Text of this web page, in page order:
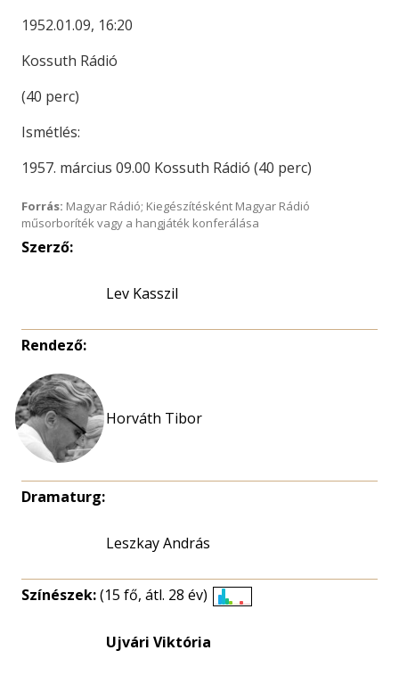
1952.01.09, 16:20
Kossuth Rádió
(40 perc)
Ismétlés:
1957. március 09.00 Kossuth Rádió (40 perc)
Forrás: Magyar Rádió; Kiegészítésként Magyar Rádió
műsorboríték vagy a hangjáték konferálása
Szerző:
Lev Kasszil
Rendező:
Dramaturg:
Leszkay András
Színészek:(15 fő, átl. 28 év)
Ujvári Viktória